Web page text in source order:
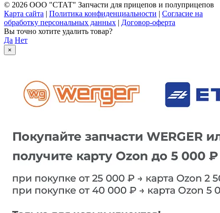
© 2026 ООО "СТАТ" Запчасти для прицепов и полуприцепов
Карта сайта | Политика конфиденциальности | Согласие на
обработку персональных данных | Договор-оферта
Вы точно хотите удалить товар?
Да Нет
×